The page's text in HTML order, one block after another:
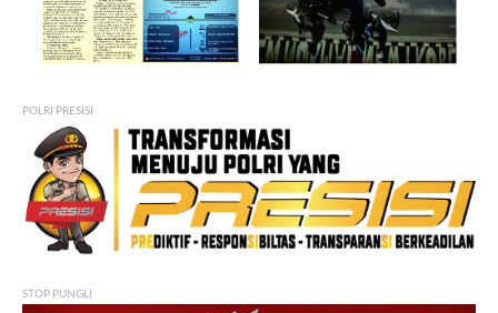
POLRI PRESISI
STOP PUNGLI